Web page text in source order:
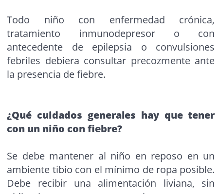
Todo niño con enfermedad crónica,
tratamiento inmunodepresor o con
antecedente de epilepsia o convulsiones
febriles debiera consultar precozmente ante
la presencia de fiebre.
¿Qué cuidados generales hay que tener
con un niño con fiebre?
Se debe mantener al niño en reposo en un
ambiente tibio con el mínimo de ropa posible.
Debe recibir una alimentación liviana, sin